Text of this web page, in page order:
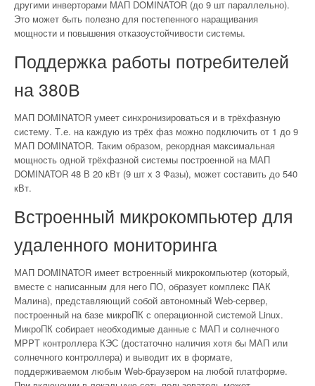
другими инверторами МАП DOMINATOR (до 9 шт параллельно).
Это может быть полезно для постепенного наращивания
мощности и повышения отказоустойчивости системы.
Поддержка работы потребителей
на 380В
МАП DOMINATOR умеет синхронизироваться и в трёхфазную
систему. Т.е. на каждую из трёх фаз можно подключить от 1 до 9
МАП DOMINATOR. Таким образом, рекордная максимальная
мощность одной трёхфазной системы построенной на МАП
DOMINATOR 48 В 20 кВт (9 шт х 3 Фазы), может составить до 540
кВт.
Встроенный микрокомпьютер для
удаленного мониторинга
МАП DOMINATOR имеет встроенный микрокомпьютер (который,
вместе с написанным для него ПО, образует комплекс ПАК
Малина), представляющий собой автономный Web-сервер,
построенный на базе микроПК с операционной системой Linux.
МикроПК собирает необходимые данные с МАП и солнечного
MPPT контроллера КЭС (достаточно наличия хотя бы МАП или
солнечного контроллера) и выводит их в формате,
поддерживаемом любым Web-браузером на любой платформе.